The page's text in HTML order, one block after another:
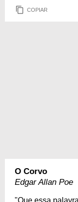
COPIAR
O Corvo
Edgar Allan Poe
"Que essa